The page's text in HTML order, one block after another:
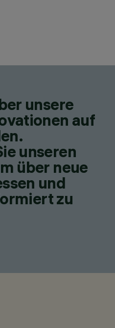
unsere
auf
unseren
über neue
und
zu